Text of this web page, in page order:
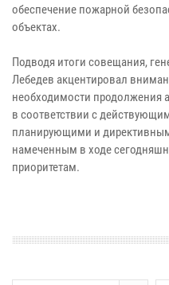
обеспечение пожарной
объектах.
Подводя итоги совещания,
Лебедев акцентировал
необходимости продолжения
в соответствии с
планирующими и
намеченным в ходе
приоритетам.